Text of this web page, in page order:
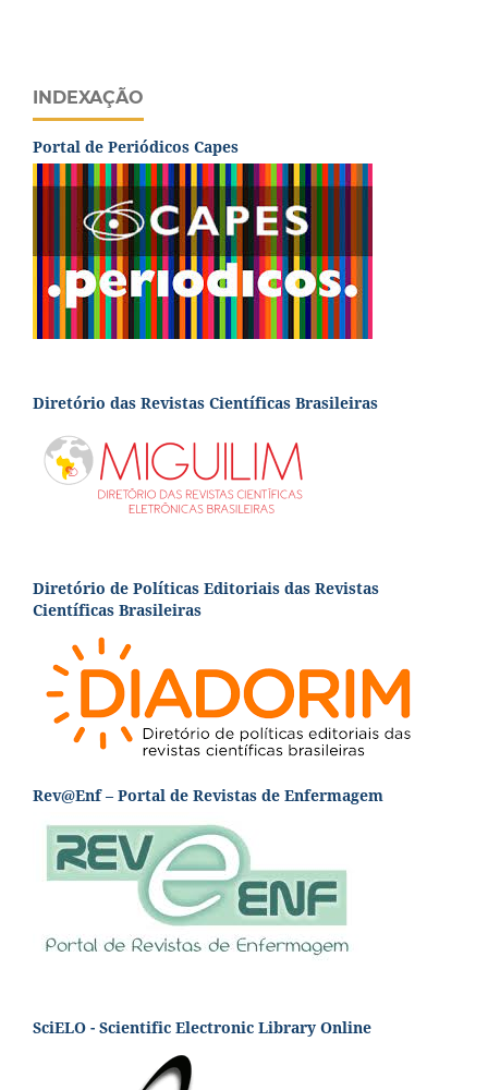
INDEXAÇÃO
Portal de Periódicos Capes
Diretório das Revistas Científicas Brasileiras
Diretório de Políticas Editoriais das Revistas
Científicas Brasileiras
Rev@Enf – Portal de Revistas de Enfermagem
SciELO - Scientific Electronic Library Online